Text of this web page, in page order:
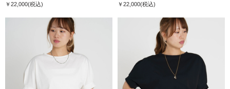
￥22,000(税込) ￥22,000(税込)